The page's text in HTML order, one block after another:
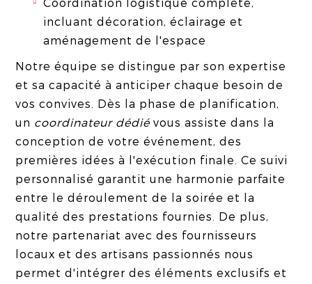
Coordination logistique complète,
incluant décoration, éclairage et
aménagement de l'espace
Notre équipe se distingue par son expertise
et sa capacité à anticiper chaque besoin de
vos convives. Dès la phase de planification,
un coordinateur dédié vous assiste dans la
conception de votre événement, des
premières idées à l'exécution finale. Ce suivi
personnalisé garantit une harmonie parfaite
entre le déroulement de la soirée et la
qualité des prestations fournies. De plus,
notre partenariat avec des fournisseurs
locaux et des artisans passionnés nous
permet d'intégrer des éléments exclusifs et